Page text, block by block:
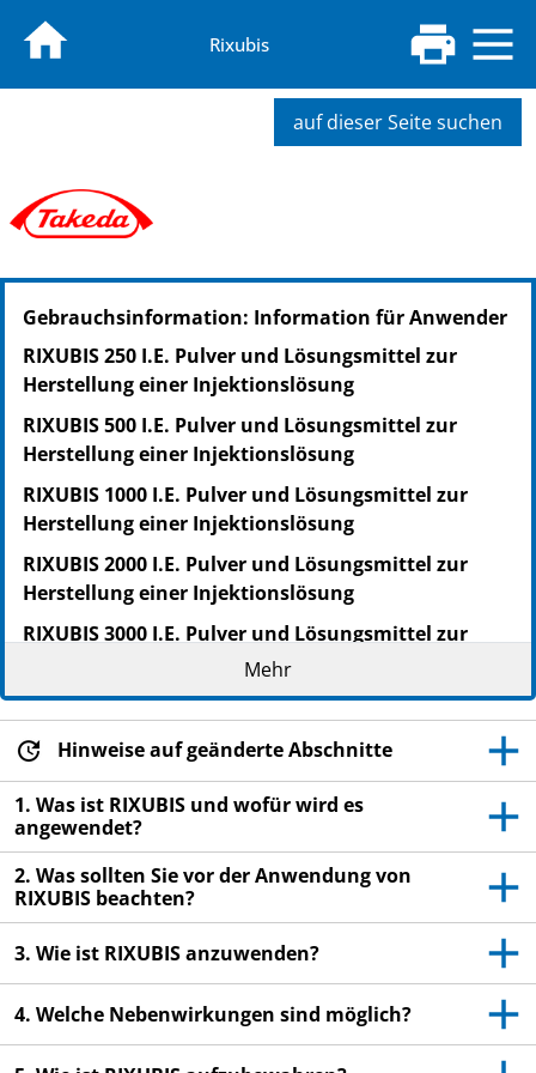
Rixubis
auf dieser Seite suchen
PZN: 11047430
PPN: 111104743083
Gebrauchsinformation: Information für Anwender
RIXUBIS 250 I.E. Pulver und Lösungsmittel zur
Herstellung einer Injektionslösung
RIXUBIS 500 I.E. Pulver und Lösungsmittel zur
Herstellung einer Injektionslösung
RIXUBIS 1000 I.E. Pulver und Lösungsmittel zur
Herstellung einer Injektionslösung
RIXUBIS 2000 I.E. Pulver und Lösungsmittel zur
Herstellung einer Injektionslösung
RIXUBIS 3000 I.E. Pulver und Lösungsmittel zur
Herstellung einer Injektionslösung
Nonacog gamma (rekombinanter humaner
durch, bevor Sie mit der Anwendung dieses
Arzneimittels beginnen, denn sie enthält wichtige
Informationen.
Heben Sie die Packungsbeilage auf. Vielleicht
möchten Sie diese später nochmals lesen.
Wenn Sie weitere Fragen haben, wenden Sie sich
an Ihren Arzt oder Apotheker.
Dieses Arzneimittel wurde Ihnen persönlich
verschrieben. Geben Sie es nicht an Dritte weiter.
Mehr
Hinweise auf geänderte Abschnitte
1. Was ist RIXUBIS und wofür wird es
angewendet?
2. Was sollten Sie vor der Anwendung von
RIXUBIS beachten?
3. Wie ist RIXUBIS anzuwenden?
4. Welche Nebenwirkungen sind möglich?